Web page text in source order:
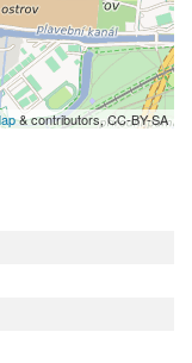
& contributors, CC-BY-SA